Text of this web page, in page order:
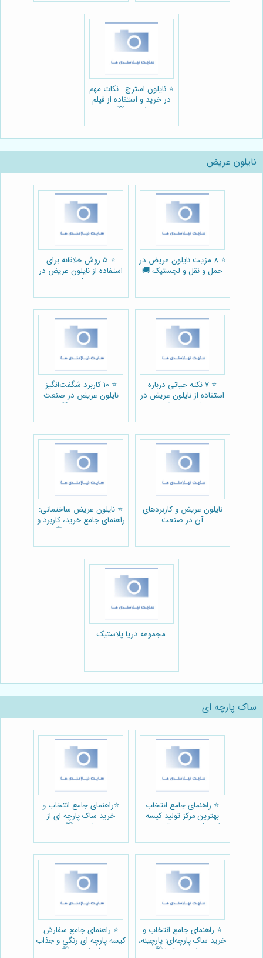
⭐️ نایلون استرچ : نکات مهم
در خرید و استفاده از فیلم
استرچ 💡
نایلون عریض
⭐️ 8 مزیت نایلون عریض در
حمل و نقل و لجستیک 🚚
⭐️ 5 روش خلاقانه برای
استفاده از نایلون عریض در
منزل 🏡
⭐️ 7 نکته حیاتی درباره
استفاده از نایلون عریض در
کشاورزی 🌱
⭐️ 10 کاربرد شگفت‌انگیز
نایلون عریض در صنعت
بسته‌بندی 📦
نایلون عریض و کاربردهای
آن در صنعت
ساختمان:مجموعه دریا
⭐️ نایلون عریض ساختمانی:
راهنمای جامع خرید، کاربرد و
مزایای کلیدی 🏗️
:مجموعه دریا پلاستیک
ساک پارچه ای
⭐️ راهنمای جامع انتخاب
بهترین مرکز تولید کیسه
پارچه ای: بررسی تخصصی
⭐️راهنمای جامع انتخاب و
خرید ساک پارچه ای از
پارچینه 🛍️
⭐️ راهنمای جامع انتخاب و
خرید ساک پارچه‌ای: پارچینه،
همراه سبز شما 🛍️
⭐️ راهنمای جامع سفارش
کیسه پارچه ای رنگی و جذاب
از پارچینه 🛍️